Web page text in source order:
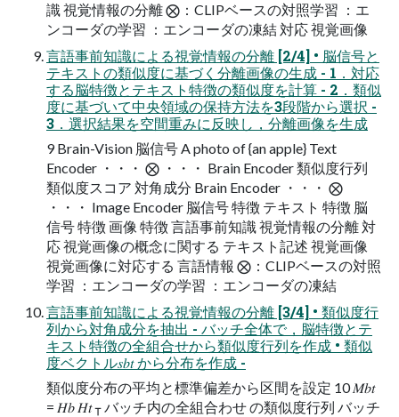
識 視覚情報の分離 ⨂：CLIPベースの対照学習 ：エ
ンコーダの学習 ：エンコーダの凍結 対応 視覚画像
言語事前知識による視覚情報の分離 [2/4] • 脳信号と
テキストの類似度に基づく分離画像の生成 - 1．対応
する脳特徴とテキスト特徴の類似度を計算 - 2．類似
度に基づいて中央領域の保持方法を3段階から選択 -
3．選択結果を空間重みに反映し，分離画像を生成
9 Brain-Vision 脳信号 A photo of {an apple} Text
Encoder ・・・ ⨂ ・・・ Brain Encoder 類似度行列
類似度スコア 対角成分 Brain Encoder ・・・ ⨂
・・・ Image Encoder 脳信号 特徴 テキスト 特徴 脳
信号 特徴 画像 特徴 言語事前知識 視覚情報の分離 対
応 視覚画像の概念に関する テキスト記述 視覚画像
視覚画像に対応する 言語情報 ⨂：CLIPベースの対照
学習 ：エンコーダの学習 ：エンコーダの凍結
言語事前知識による視覚情報の分離 [3/4] • 類似度行
列から対角成分を抽出 - バッチ全体で，脳特徴とテ
キスト特徴の全組合せから類似度行列を作成 • 類似
度ベクトル𝑠𝑏𝑡 から分布を作成 -
類似度分布の平均と標準偏差から区間を設定 10 𝑀𝑏𝑡
= 𝐻𝑏 𝐻𝑡 ⊺ バッチ内の全組合わせ の類似度行列 バッチ